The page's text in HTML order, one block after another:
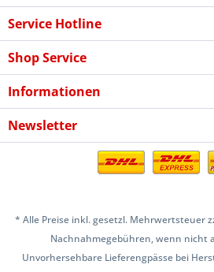
Service Hotline
Shop Service
Informationen
Newsletter
* Alle Preise inkl. gesetzl. Mehrwertsteuer
Nachnahmegebühren, wenn nicht
Unvorhersehbare Lieferengpässe bei